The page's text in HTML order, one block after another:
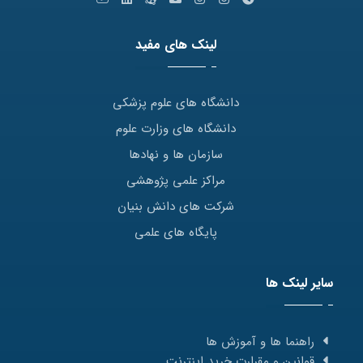
لینک های مفید
دانشگاه های علوم پزشکی
دانشگاه های وزارت علوم
سازمان ها و نهادها
مراکز علمی پژوهشی
شرکت های دانش بنیان
پایگاه های علمی
سایر لینک ها
راهنما ها و آموزش ها